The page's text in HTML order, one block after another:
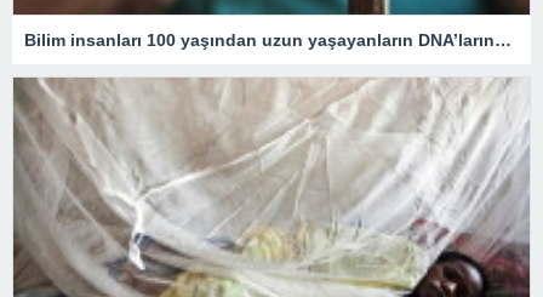
Bilim insanları 100 yaşından uzun yaşayanların DNA’larındaki kritik özelliği tespit etti